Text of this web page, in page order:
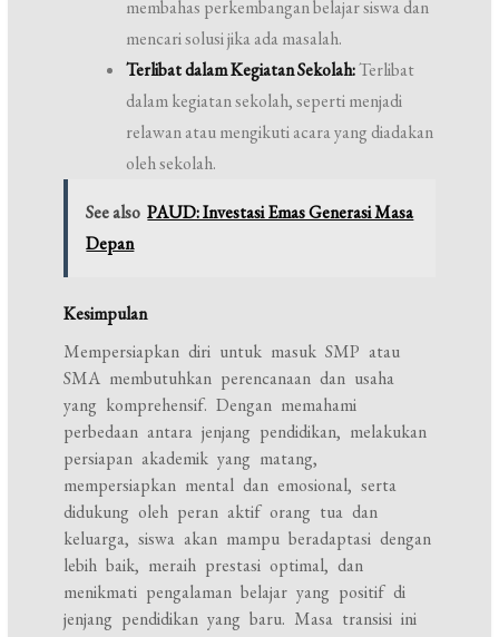
membahas perkembangan belajar siswa dan
mencari solusi jika ada masalah.
Terlibat dalam Kegiatan Sekolah:Terlibat
dalam kegiatan sekolah, seperti menjadi
relawan atau mengikuti acara yang diadakan
oleh sekolah.
See also PAUD: Investasi Emas Generasi Masa
Depan
Kesimpulan
Mempersiapkan diri untuk masuk SMP atau
SMA membutuhkan perencanaan dan usaha
yang komprehensif. Dengan memahami
perbedaan antara jenjang pendidikan, melakukan
persiapan akademik yang matang,
mempersiapkan mental dan emosional, serta
didukung oleh peran aktif orang tua dan
keluarga, siswa akan mampu beradaptasi dengan
lebih baik, meraih prestasi optimal, dan
menikmati pengalaman belajar yang positif di
jenjang pendidikan yang baru. Masa transisi ini